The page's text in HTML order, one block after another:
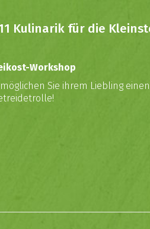
Kulinarik für die
Workshop
Sie ihrem Liebling